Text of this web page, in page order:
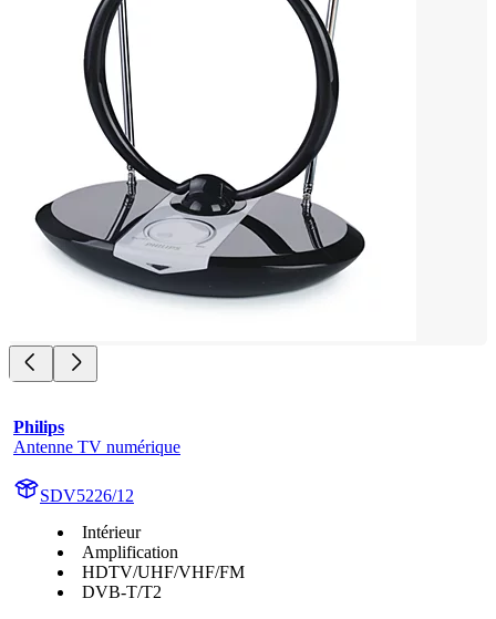
Philips
Antenne TV numérique
SDV5226/12
Intérieur
Amplification
HDTV/UHF/VHF/FM
DVB-T/T2